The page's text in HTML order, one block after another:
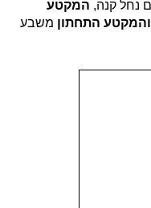
נחל קנה, המקטע
והמקטע התחתון משבע